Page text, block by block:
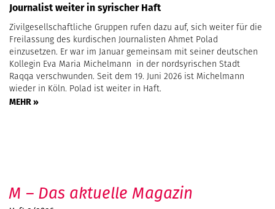
Journalist weiter in syrischer Haft
Zivilgesellschaftliche Gruppen rufen dazu auf, sich weiter für die
Freilassung des kurdischen Journalisten Ahmet Polad
einzusetzen. Er war im Januar gemeinsam mit seiner deutschen
Kollegin Eva Maria Michelmann in der nordsyrischen Stadt
Raqqa verschwunden. Seit dem 19. Juni 2026 ist Michelmann
wieder in Köln. Polad ist weiter in Haft.
MEHR »
M – Das aktuelle Magazin